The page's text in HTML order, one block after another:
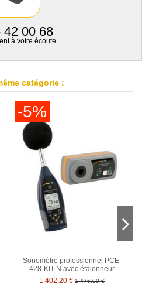
42 00 68
à votre écoute
catégorie :
-5%
Sonomètre professionnel PCE-
428-KIT-N avec étalonneur
1 402,20 € 1 476,00 €